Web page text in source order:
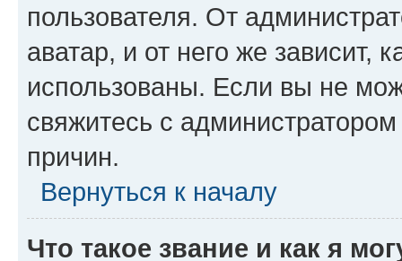
пользователя. От
аватар, и от него же зависит,
использованы. Если вы не
свяжитесь с
причин.
Вернуться к началу
Что такое звание и как я